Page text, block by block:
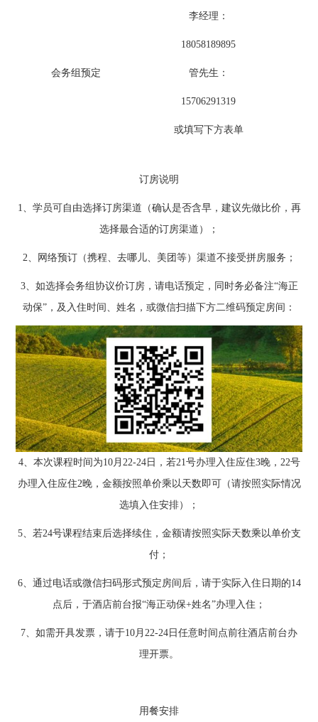
会务组预定
李经理：
18058189895
管先生：
15706291319
或填写下方表单
订房说明
1、学员可自由选择订房渠道（确认是否含早，建议先做比价，再
选择最合适的订房渠道）；
2、网络预订（携程、去哪儿、美团等）渠道不接受拼房服务；
3、如选择会务组协议价订房，请电话预定，同时务必备注“海正
动保”，及入住时间、姓名，或微信扫描下方二维码预定房间：
4、本次课程时间为10月22-24日，若21号办理入住应住3晚，22号
办理入住应住2晚，金额按照单价乘以天数即可（请按照实际情况
选填入住安排）；
5、若24号课程结束后选择续住，金额请按照实际天数乘以单价支
付；
6、通过电话或微信扫码形式预定房间后，请于实际入住日期的14
点后，于酒店前台报“海正动保+姓名”办理入住；
7、如需开具发票，请于10月22-24日任意时间点前往酒店前台办
理开票。
用餐安排